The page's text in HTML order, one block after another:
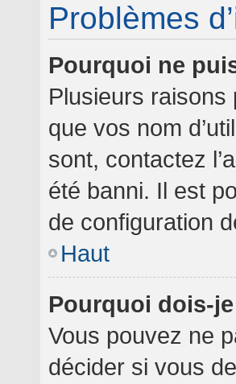
Problèmes
Pourquoi ne
Plusieurs raisons
que vos nom
sont, contactez
été banni. Il est
de configuration
Haut
Pourquoi dois-
Vous pouvez ne
décider si vous